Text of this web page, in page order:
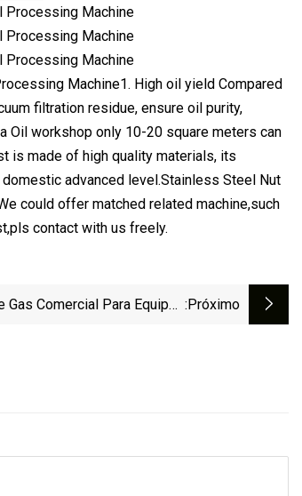
Machine1. High oil yield Compared
filtration residue, ensure oil purity,
Oil workshop only 10-20 square meters can
is made of high quality materials, its
advanced level.Stainless Steel Nut
could offer matched related machine,such
contact with us freely.
Comercial Para Equipos :próximo